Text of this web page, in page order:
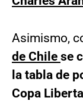
Asimismo,
de Chile se
la tabla de
Copa